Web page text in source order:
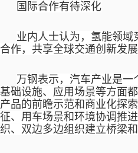
国际合作有待深化
业内人士认为，氢能领
合作，共享全球交通创新发
万钢表示，汽车产业是
基础设施、应用场景等方面
产品的前瞻示范和商业化探
征、用车场景和环境协调推
织、双边多边组织建立桥梁